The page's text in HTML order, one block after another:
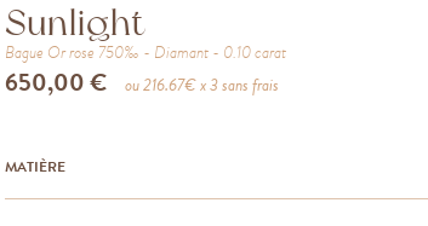
Sunlight
Bague Or rose 750‰ Diamant 0.10carat
650,00 € ou216.67€ x 3 sans frais
MATIÈRE